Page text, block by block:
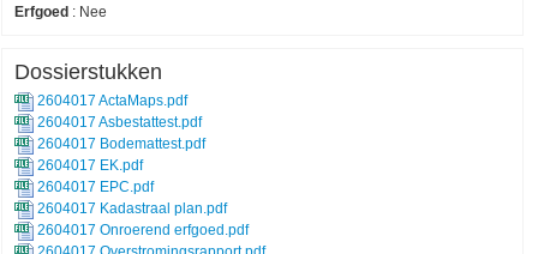
Erfgoed : Nee
Dossierstukken
2604017 ActaMaps.pdf
2604017 Asbestattest.pdf
2604017 Bodemattest.pdf
2604017 EK.pdf
2604017 EPC.pdf
2604017 Kadastraal plan.pdf
2604017 Onroerend erfgoed.pdf